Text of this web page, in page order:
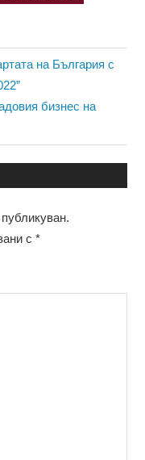
на България с
бизнес на
с *